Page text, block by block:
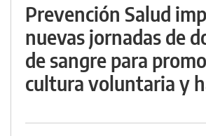
Prevención Salud
nuevas jornadas de
de sangre para
cultura voluntaria y